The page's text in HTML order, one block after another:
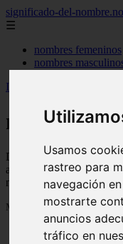
Usamos
rastreo para
navegación
mostrarte
anuncios
tráfico en
significado-del-
☰
nombres femeninos
nombres
Inicio
nombres
Descubre todas las
actualizados y contenido
Mostrando 1297 - 1320 de